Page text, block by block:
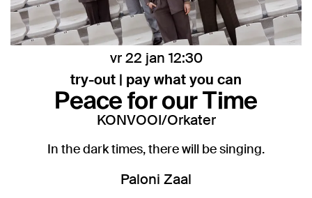
Peace for our Time
KONVOOI/Orkater
try-out | pay what you can
vr 22 jan 12:30
In the dark times, there will be singing.
Paloni Zaal